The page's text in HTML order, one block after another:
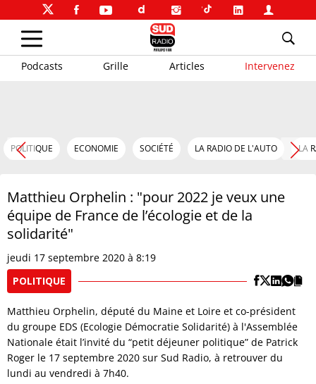
Podcasts Grille Articles Intervenez
POLITIQUE ECONOMIE SOCIÉTÉ LA RADIO DE L'AUTO LA
Matthieu Orphelin : "pour 2022 je veux une
équipe de France de l’écologie et de la
solidarité"
jeudi 17 septembre 2020 à 8:19
POLITIQUE
Matthieu Orphelin, député du Maine et Loire et co-président
du groupe EDS (Ecologie Démocratie Solidarité) à l'Assemblée
Nationale était l’invité du “petit déjeuner politique” de Patrick
Roger le 17 septembre 2020 sur Sud Radio, à retrouver du
lundi au vendredi à 7h40.